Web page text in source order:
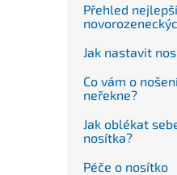
Přehled
Jak nastavit
Co vám o
neřekne?
Jak oblékat
nosítka?
Péče o nosítko